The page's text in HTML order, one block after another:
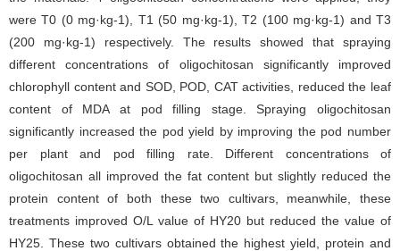
were T0 (0 mg·kg-1), T1 (50 mg·kg-1), T2 (100 mg·kg-1) and T3
(200 mg·kg-1) respectively. The results showed that spraying
different concentrations of oligochitosan significantly improved
chlorophyll content and SOD, POD, CAT activities, reduced the leaf
content of MDA at pod filling stage. Spraying oligochitosan
significantly increased the pod yield by improving the pod number
per plant and pod filling rate. Different concentrations of
oligochitosan all improved the fat content but slightly reduced the
protein content of both these two cultivars, meanwhile, these
treatments improved O/L value of HY20 but reduced the value of
HY25. These two cultivars obtained the highest yield, protein and